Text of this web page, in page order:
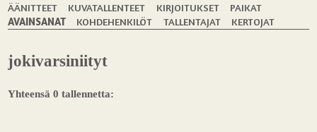
ÄÄNITTEET KUVATALLENTEET KIRJOITUKSET
PAIKAT
AVAINSANAT
KOHDEHENKILÖT TALLENTAJAT KERTOJAT
jokivarsiniityt
Yhteensä 0 tallennetta: